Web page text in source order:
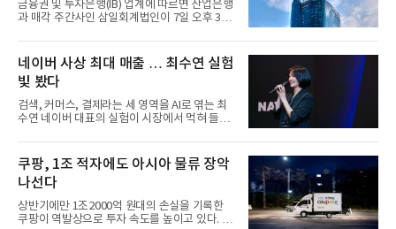
금융권 및 투자은행(IB) 업계에 따르면 산업은행
과 매각 주간사인 삼일회계법인이 7일 오후 3시
네이버 사상 최대 매출 … 최수연 실험
빛 봤다
검색, 커머스, 결제라는 세 영역을 AI로 엮는 최
수연 네이버 대표의 실험이 시장에서 먹혀 들어
쿠팡, 1조 적자에도 아시아 물류 장악
나선다
상반기에만 1조2000억 원대의 손실을 기록한
쿠팡이 역발상으로 투자 속도를 높이고 있다. 이